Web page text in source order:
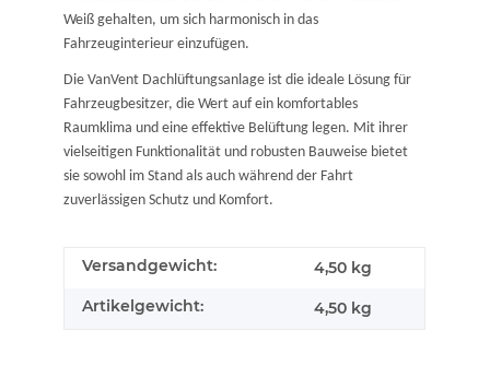
Weiß gehalten, um sich harmonisch in das
Fahrzeuginterieur einzufügen.
Die VanVent Dachlüftungsanlage ist die ideale Lösung für
Fahrzeugbesitzer, die Wert auf ein komfortables
Raumklima und eine effektive Belüftung legen. Mit ihrer
vielseitigen Funktionalität und robusten Bauweise bietet
sie sowohl im Stand als auch während der Fahrt
zuverlässigen Schutz und Komfort.
Versandgewicht:
4,50 kg
Artikelgewicht:
4,50 kg